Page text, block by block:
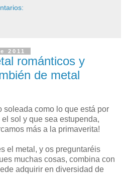
2011
románticos y
de metal
soleada como lo que está por
sol y que sea estupenda,
más a la primaverita!
el metal, y os preguntaréis
muchas cosas, combina con
adquirir en diversidad de